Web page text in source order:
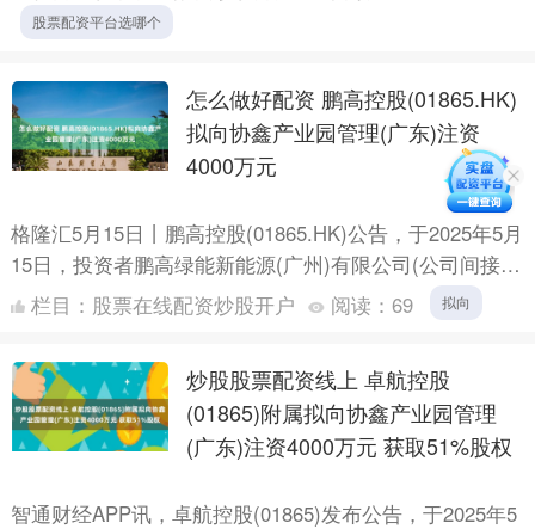
相....
股票配资平台选哪个
怎么做好配资 鹏高控股(01865.HK)
拟向协鑫产业园管理(广东)注资
4000万元
格隆汇5月15日丨鹏高控股(01865.HK)公告，于2025年5月
15日，投资者鹏高绿能新能源(广州)有限公司(公司间接全
资附属公司)与目标股东及目标公司订立....
栏目： 股票在线配资炒股开户 阅读： 69 拟向
炒股股票配资线上 卓航控股
(01865)附属拟向协鑫产业园管理
(广东)注资4000万元 获取51%股权
智通财经APP讯，卓航控股(01865)发布公告，于2025年5